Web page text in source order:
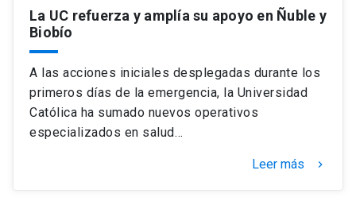
La UC refuerza y amplía su apoyo en Ñuble y
Biobío
A las acciones iniciales desplegadas durante los
primeros días de la emergencia, la Universidad
Católica ha sumado nuevos operativos
especializados en salud…
Leer más keyboard_arrow_right